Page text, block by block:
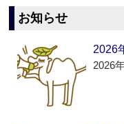
お知らせ
2026
2026